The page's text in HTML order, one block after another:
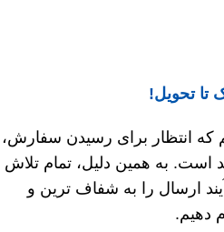
تا تحویل!
که انتظار برای رسیدن سفارش،
است. به همین دلیل، تمام تلاش
ارسال را به شفاف‌ ترین و
دهیم.